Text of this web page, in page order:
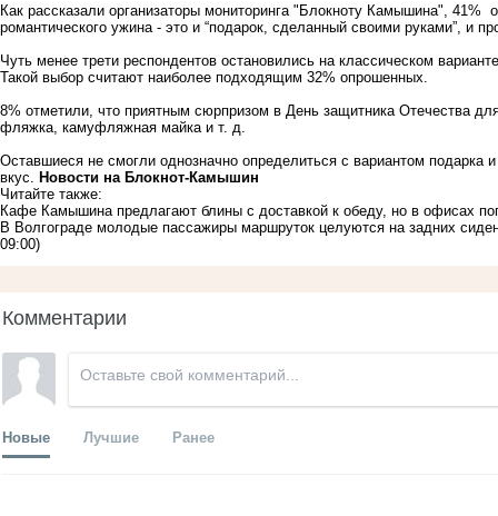
Как рассказали организаторы мониторинга "Блокноту Камышина",
романтического ужина - это и “подарок, сделанный своими руками”, и
Чуть менее трети респондентов остановились на классическом
Такой выбор считают наиболее подходящим 32% опрошенных.
8% отметили, что приятным сюрпризом в День защитника Отечества
фляжка, камуфляжная майка и т. д.
Оставшиеся не смогли однозначно определиться с вариантом подарка
вкус.
Новости на Блoкнoт-Камышин
Читайте также:
Кафе Камышина предлагают блины с доставкой к обеду, но в офисах
В Волгограде молодые пассажиры маршруток целуются на задних
09:00)
Комментарии
Новые Лучшие Ранее